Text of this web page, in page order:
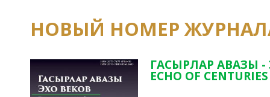
НОВЫЙ НОМЕР
ГАСЫРЛАР АВАЗЫ -
ECHO OF